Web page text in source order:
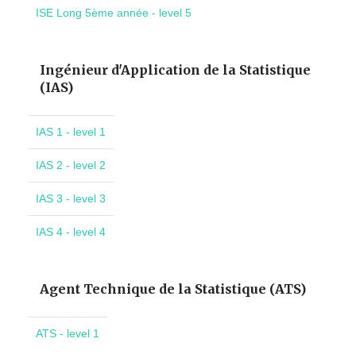
ISE Long 5ème année - level 5
Ingénieur d'Application de la Statistique
(IAS)
IAS 1 - level 1
IAS 2 - level 2
IAS 3 - level 3
IAS 4 - level 4
Agent Technique de la Statistique (ATS)
ATS - level 1